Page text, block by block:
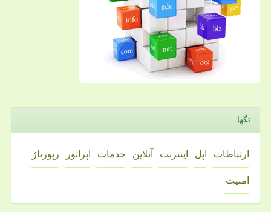
تگها
ارتباطات اپل اینترنت آنلاین خدمات اپراتور رپورتاژ
امنیت